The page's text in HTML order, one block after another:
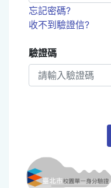
忘記密碼?
收不到驗證信?
驗證碼